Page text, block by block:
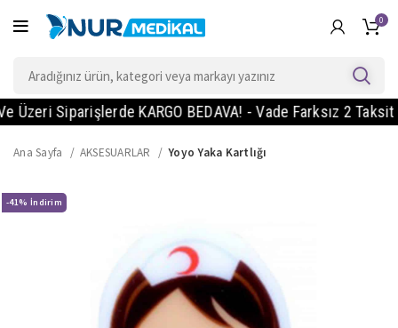
0
Siparişlerde KARGO BEDAVA! - Vade Farksız 2 Taksit
Ana Sayfa AKSESUARLAR Yoyo Yaka Kartlığı
-41%